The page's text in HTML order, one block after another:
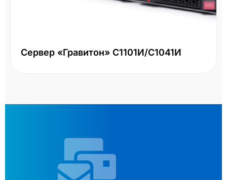
Сервер «Гравитон» С1101И/С1041И